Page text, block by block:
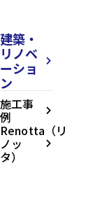
建築・
リノベ
ーショ
ン
arrow_forward_ios
施工事
例 arrow_forward_ios
Renotta（リ
ノッ
タ）
arrow_forward_ios